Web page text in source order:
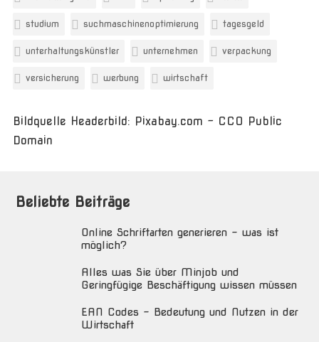
studium suchmaschinenoptimierung tagesgeld
unterhaltungskünstler unternehmen verpackung
versicherung werbung wirtschaft
Bildquelle Headerbild: Pixabay.com - CC0 Public
Domain
Beliebte Beiträge
Online Schriftarten generieren – was ist
möglich?
Alles was Sie über Minjob und
Geringfügige Beschäftigung wissen müssen
EAN Codes – Bedeutung und Nutzen in der
Wirtschaft